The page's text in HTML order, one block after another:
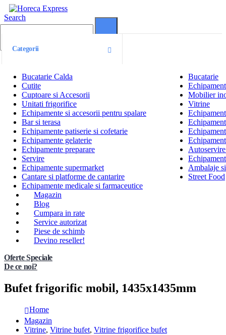
Search
Categorii
Bucatarie Calda
Bucatarie
Cutite
Cuptoare si Accesorii
Mobilier
Unitati frigorifice
Vitrine
Echipamente si accesorii pentru spalare
Bar si terasa
Echipamente patiserie si cofetarie
Echipamente gelaterie
Echipamente preparare
Servire
Echipamente supermarket
Ambalaje
Cantare si platforme de cantarire
Street Food
Echipamente medicale si farmaceutice
Magazin
Blog
Cumpara in rate
Service autorizat
Piese de schimb
Devino reseller!
Oferte Speciale
De ce noi?
Bufet frigorific mobil, 1435x1435mm
Home
Magazin
Vitrine, Vitrine bufet, Vitrine frigorifice bufet